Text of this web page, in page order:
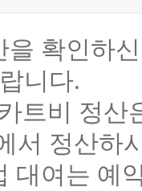
을 확인하
니다.
트비 정산
서 정산하
대여는 예